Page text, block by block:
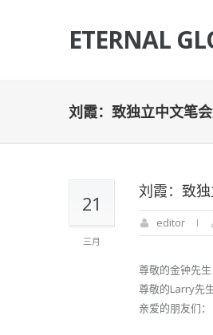
ETERNAL
刘霞：致独立中文笔
21
三月
刘霞：致
editor
尊敬的金钟先生
尊敬的Larry先生
亲爱的朋友们：